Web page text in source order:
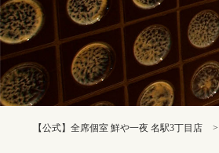
【公式】全席個室 鮮や一夜 名駅3丁目店 >